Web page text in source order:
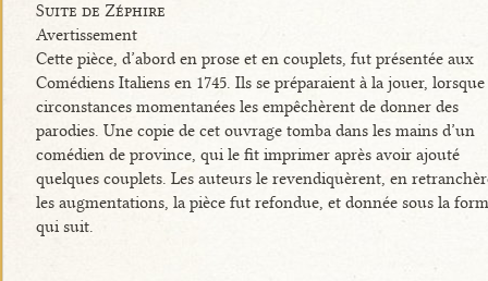
Suite de Zéphire
Avertissement
Cette pièce, d’abord en prose et en couplets, fut présentée aux
Comédiens Italiens en 1745. Ils se préparaient à la jouer, lorsque
circonstances momentanées les empêchèrent de donner des
parodies. Une copie de cet ouvrage tomba dans les mains d’un
comédien de province, qui le fit imprimer après avoir ajouté
quelques couplets. Les auteurs le revendiquèrent, en
les augmentations, la pièce fut refondue, et donnée sous la
qui suit.